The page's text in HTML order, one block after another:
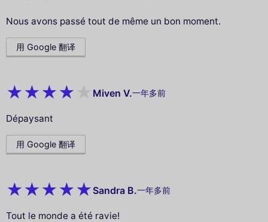
Nous avons passé tout de même un bon moment.
用 Google 翻译
Miven V.一年多前
Dépaysant
用 Google 翻译
Sandra B.一年多前
Tout le monde a été ravie!